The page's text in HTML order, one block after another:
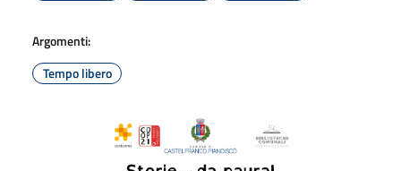
Argomenti:
Tempo libero